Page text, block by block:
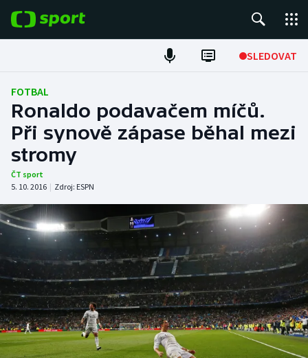
SLEDOVAT
Fotbal
Hokej
Tenis
Atletika
Cyklistika
DALŠÍ SPORTY
Americký fotbal
Baseball a softbal
Basketbal
NEPŘEHLÉDNĚTE
Soutěže
Historické návraty
FOTBAL
Ronaldo podavačem míčů.
Při synově zápase běhal mezi
stromy
ČT sport
5. 10. 2016 | Zdroj: ESPN